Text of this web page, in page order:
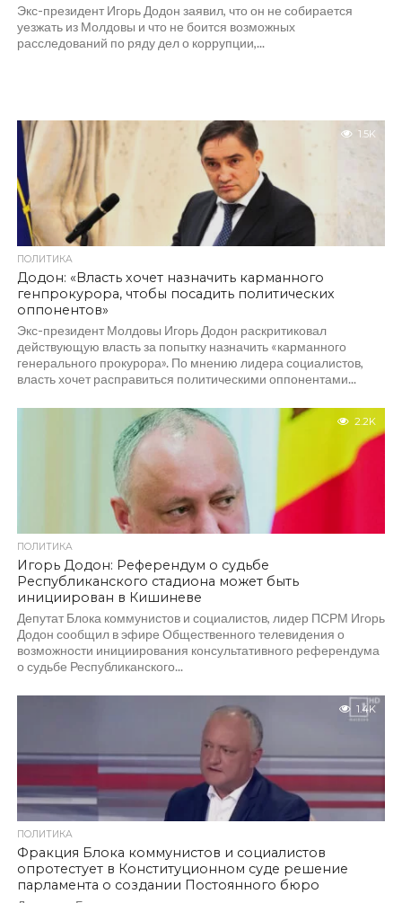
Экс-президент Игорь Додон заявил, что он не собирается
уезжать из Молдовы и что не боится возможных
расследований по ряду дел о коррупции,...
1.5K
ПОЛИТИКА
Додон: «Власть хочет назначить карманного
генпрокурора, чтобы посадить политических
оппонентов»
Экс-президент Молдовы Игорь Додон раскритиковал
действующую власть за попытку назначить «карманного
генерального прокурора». По мнению лидера социалистов,
власть хочет расправиться политическими оппонентами...
2.2K
ПОЛИТИКА
Игорь Додон: Референдум о судьбе
Республиканского стадиона может быть
инициирован в Кишиневе
Депутат Блока коммунистов и социалистов, лидер ПСРМ Игорь
Додон сообщил в эфире Общественного телевидения о
возможности инициирования консультативного референдума
о судьбе Республиканского...
1.4K
ПОЛИТИКА
Фракция Блока коммунистов и социалистов
опротестует в Конституционном суде решение
парламента о создании Постоянного бюро